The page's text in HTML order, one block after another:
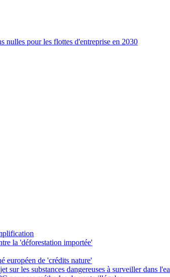
nulles pour les flottes d'entreprise en 2030
la 'déforestation importée'
européen de 'crédits nature'
les substances dangereuses à surveiller dans